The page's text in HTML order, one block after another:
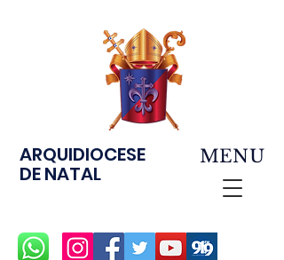
ARQUIDIOCESE
DE NATAL
MENU